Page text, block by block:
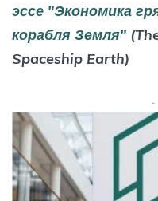
эссе "Экономика
корабля Земля"
Spaceship Earth)
-